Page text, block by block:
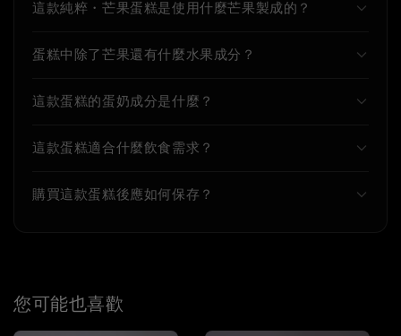
這款純粹・芒果蛋糕是使用什麼芒果製成的？
蛋糕中除了芒果還有什麼水果成分？
這款蛋糕的蛋奶成分是什麼？
這款蛋糕適合什麼飲食需求？
購買這款蛋糕後應如何保存？
您可能也喜歡